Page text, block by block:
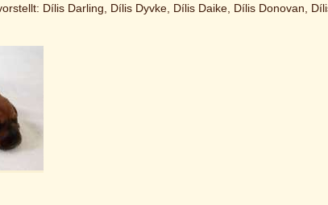
Dílis Darling, Dílis Dyvke, Dílis Daike, Dílis Donovan,